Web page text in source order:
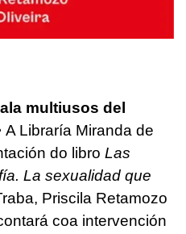
multiusos del
A Libraría Miranda de
do libro Las
La sexualidad que
Priscila Retamozo
coa intervención